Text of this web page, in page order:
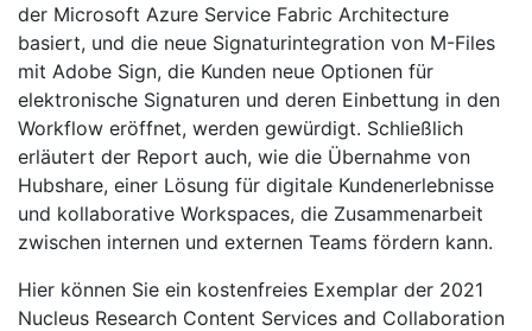
der Microsoft Azure Service Fabric Architecture
basiert, und die neue Signaturintegration von M-Files
mit Adobe Sign, die Kunden neue Optionen für
elektronische Signaturen und deren Einbettung in den
Workflow eröffnet, werden gewürdigt. Schließlich
erläutert der Report auch, wie die Übernahme von
Hubshare, einer Lösung für digitale Kundenerlebnisse
und kollaborative Workspaces, die Zusammenarbeit
zwischen internen und externen Teams fördern kann.
Hier können Sie ein kostenfreies Exemplar der 2021
Nucleus Research Content Services and Collaboration